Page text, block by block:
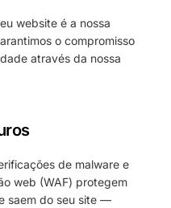
website é a nossa
o compromisso
através da nossa
de malware e
web (WAF) protegem
saem do seu site —